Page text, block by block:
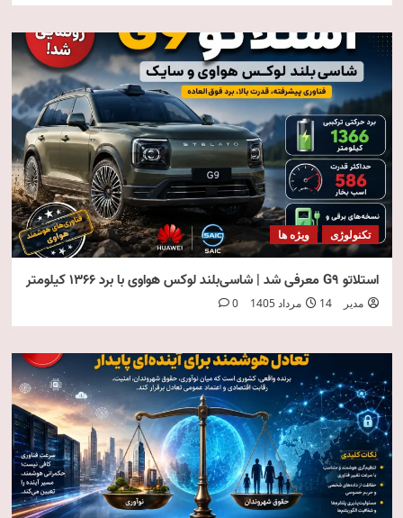
تکنولوژی ویژه ها
استلاتو G9 معرفی شد | شاسی‌بلند لوکس هواوی با برد ۱۳۶۶ کیلومتر
مدیر 14 مرداد 1405 0